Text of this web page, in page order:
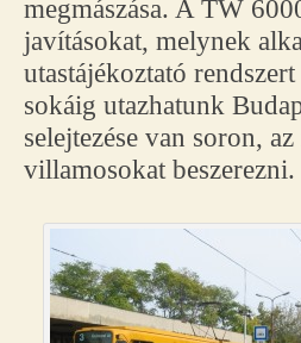
megmászása. A TW
javításokat, melynek
utastájékoztató
sokáig utazhatunk
selejtezése van soron,
villamosokat beszerezni.